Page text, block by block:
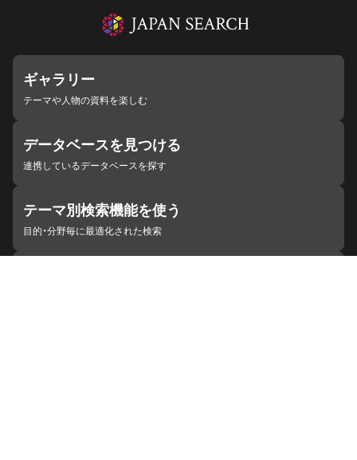
ギャラリー
テーマや人物の資料を楽しむ
データベースを見つける
連携しているデータベースを探す
テーマ別検索機能を使う
目的・分野毎に最適化された検索